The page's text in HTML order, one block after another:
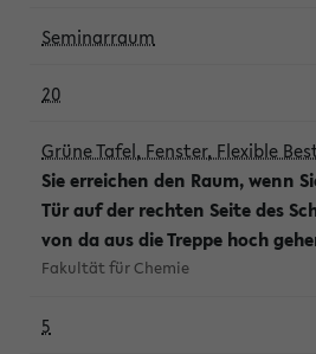
Seminarraum
20
Grüne Tafel, Fenster, Flexible
Sie erreichen den Raum, wenn
Tür auf der rechten Seite des
von da aus die Treppe hoch
Fakultät für Chemie
5